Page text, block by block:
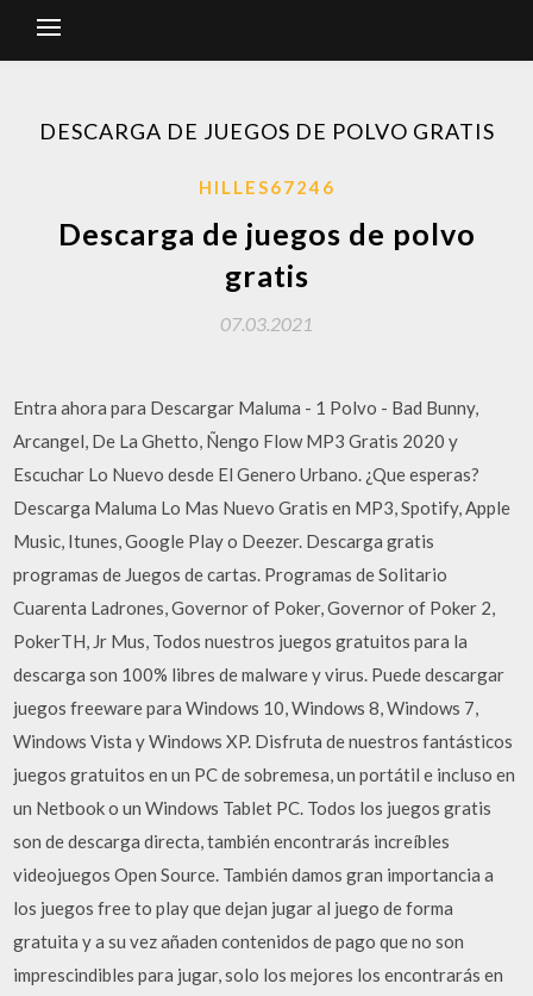
DESCARGA DE JUEGOS DE POLVO GRATIS
HILLES67246
Descarga de juegos de polvo
gratis
07.03.2021
Entra ahora para Descargar Maluma - 1 Polvo - Bad Bunny,
Arcangel, De La Ghetto, Ñengo Flow MP3 Gratis 2020 y
Escuchar Lo Nuevo desde El Genero Urbano. ¿Que esperas?
Descarga Maluma Lo Mas Nuevo Gratis en MP3, Spotify, Apple
Music, Itunes, Google Play o Deezer. Descarga gratis
programas de Juegos de cartas. Programas de Solitario
Cuarenta Ladrones, Governor of Poker, Governor of Poker 2,
PokerTH, Jr Mus, Todos nuestros juegos gratuitos para la
descarga son 100% libres de malware y virus. Puede descargar
juegos freeware para Windows 10, Windows 8, Windows 7,
Windows Vista y Windows XP. Disfruta de nuestros fantásticos
juegos gratuitos en un PC de sobremesa, un portátil e incluso en
un Netbook o un Windows Tablet PC. Todos los juegos gratis
son de descarga directa, también encontrarás increíbles
videojuegos Open Source. También damos gran importancia a
los juegos free to play que dejan jugar al juego de forma
gratuita y a su vez añaden contenidos de pago que no son
imprescindibles para jugar, solo los mejores los encontrarás en